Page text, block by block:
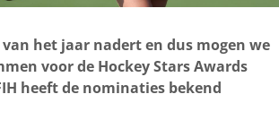
van het jaar nadert en dus mogen we
voor de Hockey Stars Awards
heeft de nominaties bekend